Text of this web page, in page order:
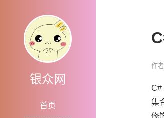
银众网
首页
作
C#
集
修